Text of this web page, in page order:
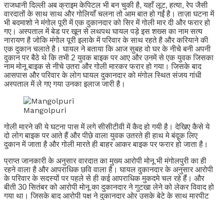
राजधानी दिल्ली अब क्राइम केपिटल भी बन चुकी है, यहाँ लूट, हत्या, रेप जैसी
वारदातों के साथ साथ और गोलियाँ चलना तो आम बात हो गईं है। ताज़ा घटना में
भी बदमाशो ने मंगोल पूरी में एक दुकानदार को सिर में गोली मार दी और फरार हो
गए। अस्पताल में बेड पर खून से लथपथ घायल पड़े इस शख्स का नाम सत्य
नारायण है जोकि मंगोल पूरी इलाके में परिवार के साथ रहते है और करियाने की
एक दुकान चलाते है। घायल ने बताया कि आज सुबह वो घर के नीचे बनी अपनी
दुकान पर बैठे थे कि तभी 2 युवक बाइक पर आए और उनमें से एक युवक जिसका
नाम मोनू बाइक से नीचे उतरा और गोली मारकर फरार हो गया। जिसके बाद
आसपास और परिवार के लोग घायल दुकानदार को मंगोल स्थित संजय गांधी
अस्पताल में ले गए गया उनका इलाज जारी है।
Mangolpuri
गोली मारने की ये घटना पास में लगे सीसीटीवी में कैद हो गयी है। देखिए कैसे ये
दो लोग बाइक पर आते हैं और पीछे वाला युवक उतरते ही हाथ मे बंदूक लिए
दुकान में जाता है और गोली मारते ही बाहर आकर बाइक पर फरार हो जाता है।
प्राप्त जानकारी के अनुसार वारदात का मुख्य आरोपी मोनू भी मंगोलपुरी का ही
रहने वाला है और आपराधिक छवि वाला है। घायल दुकानदार के अनुसार आरोपी
के परिवार के सदस्यों पर पहले से ही कई आपराधिक मुकदमे चल रहे हैं। और
बीती 30 सितंबर को आरोपी मोनू का दुकानदार ने गुटखा लेने को लेकर विवाद हो
गया था। जिसके बाद आरोपी पक्ष ने दुकानदार ओर उसके बेटे के साथ मारपीट